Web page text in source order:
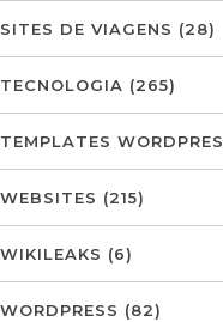
SITES DE VIAGENS (28)
TECNOLOGIA (265)
TEMPLATES
WEBSITES (215)
WIKILEAKS (6)
WORDPRESS (82)